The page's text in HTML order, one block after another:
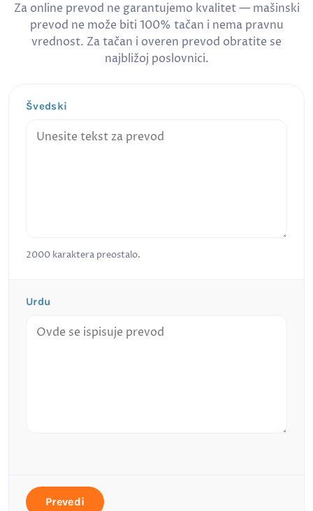
Za online prevod ne garantujemo kvalitet — mašinski
prevod ne može biti 100% tačan i nema pravnu
vrednost. Za tačan i overen prevod obratite se
najbližoj poslovnici.
Švedski
2000 karaktera preostalo.
Urdu
Prevedi